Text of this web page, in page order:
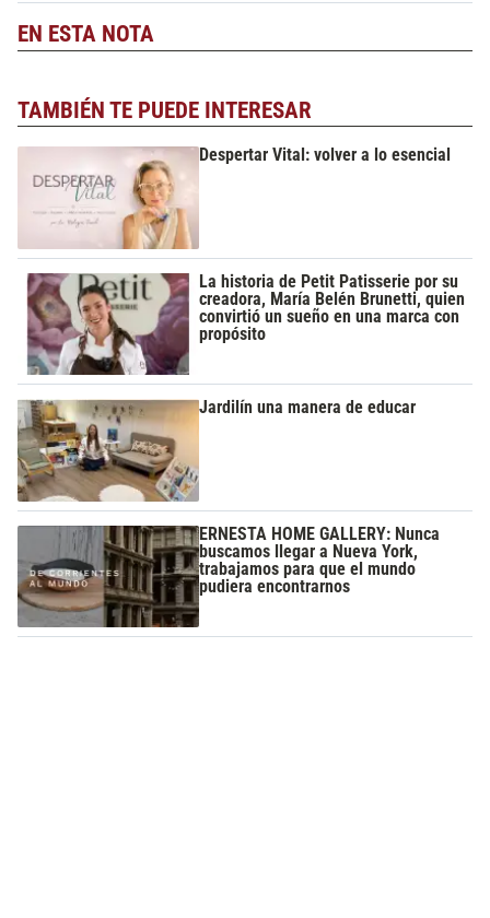
EN ESTA NOTA
TAMBIÉN TE PUEDE INTERESAR
Despertar Vital: volver a lo esencial
La historia de Petit Patisserie por su
creadora, María Belén Brunetti, quien
convirtió un sueño en una marca con
propósito
Jardilín una manera de educar
ERNESTA HOME GALLERY: Nunca
buscamos llegar a Nueva York,
trabajamos para que el mundo
pudiera encontrarnos